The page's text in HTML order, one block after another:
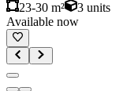
23-30 m²
3 units
Available now